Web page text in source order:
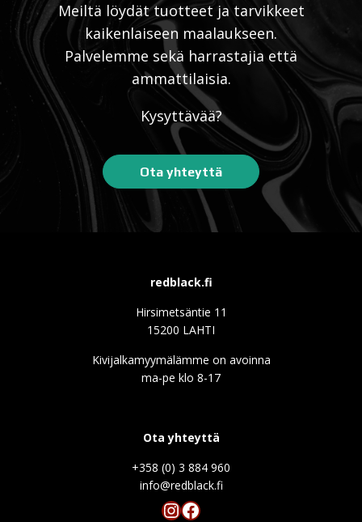
Meiltä löydät tuotteet ja tarvikkeet
kaikenlaiseen maalaukseen.
Palvelemme sekä harrastajia että
ammattilaisia.
Kysyttävää?
Ota yhteyttä
redblack.fi
Hirsimetsäntie 11
15200 LAHTI
Kivijalkamyymälämme on avoinna
ma-pe klo 8-17
Ota yhteyttä
+358 (0) 3 884 960
info@redblack.f
Instagram
Facebook